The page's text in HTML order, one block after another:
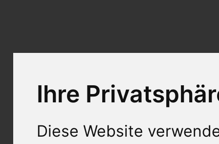
Ihre
Diese Website